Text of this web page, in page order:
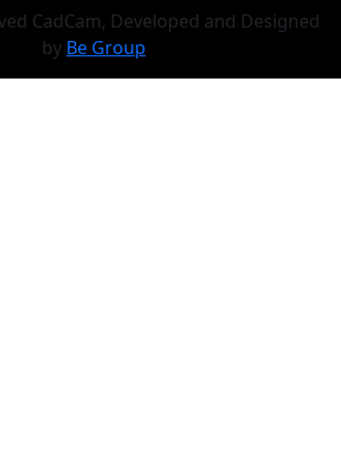
CadCam, Developed and Designed
by Be Group